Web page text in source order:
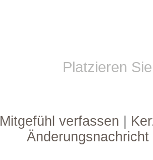
Platzieren
Mitgefühl verfassen